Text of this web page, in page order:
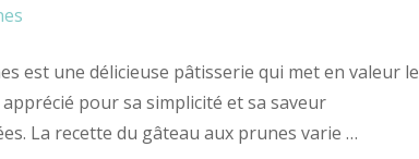
est une délicieuse pâtisserie qui met en valeur le
pour sa simplicité et sa saveur
La recette du gâteau aux prunes varie …